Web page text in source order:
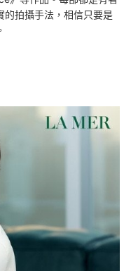
的拍攝手法，相信只要是